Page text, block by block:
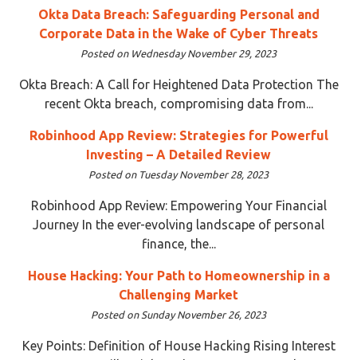
Okta Data Breach: Safeguarding Personal and
Corporate Data in the Wake of Cyber Threats
Posted on Wednesday November 29, 2023
Okta Breach: A Call for Heightened Data Protection The
recent Okta breach, compromising data from...
Robinhood App Review: Strategies for Powerful
Investing – A Detailed Review
Posted on Tuesday November 28, 2023
Robinhood App Review: Empowering Your Financial
Journey In the ever-evolving landscape of personal
finance, the...
House Hacking: Your Path to Homeownership in a
Challenging Market
Posted on Sunday November 26, 2023
Key Points: Definition of House Hacking Rising Interest